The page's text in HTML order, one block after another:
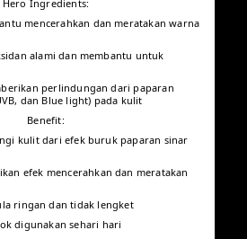
ada produk lagi
Bright Me Up Sunscreen
teknologi hybrid dan SPF 40 PA++++,
untuk melindungi kulit dari efek buruk
dan Blue Light, sekaligus membantu
sehari-hari. Diperkaya
Cica extract yang dapat membantu